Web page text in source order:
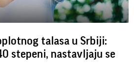
talasa u Srbiji:
stepeni, nastavljaju se